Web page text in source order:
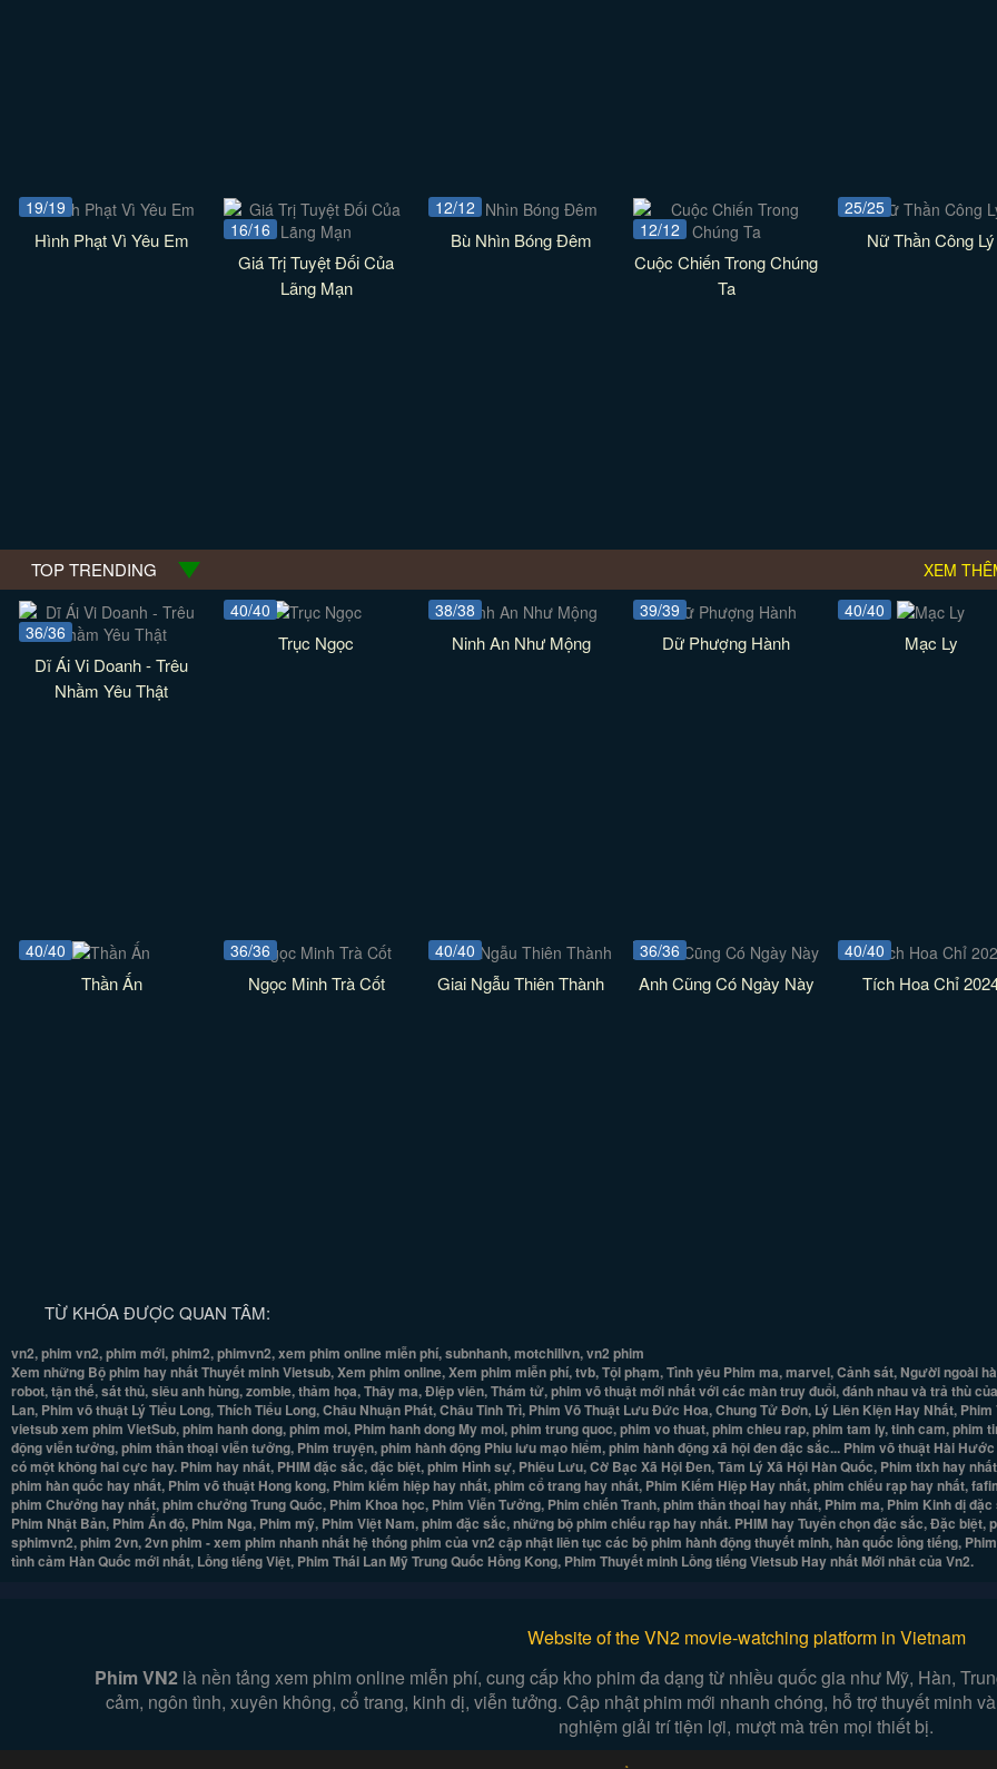
19/19
Hình Phạt Vì Yêu Em 16/16
Giá Trị Tuyệt Đối Của
Lãng Mạn
12/12
Bù Nhìn Bóng Đêm 12/12
Cuộc Chiến Trong Chúng
Ta
25/25
Nữ Thần Công Lý
TOP TRENDING XEM
36/36
Dĩ Ái Vi Doanh - Trêu
Nhầm Yêu Thật
40/40
Trục Ngọc
38/38
Ninh An Như Mộng
39/39
Dữ Phượng Hành
40/40
Mạc Ly
40/40
Thần Ấn
36/36
Ngọc Minh Trà Cốt
40/40
Giai Ngẫu Thiên Thành
36/36
Anh Cũng Có Ngày Này
40/40
Tích Hoa Chỉ
TỪ KHÓA ĐƯỢC QUAN TÂM:
vn2, phim vn2, phim mới, phim2, phimvn2, xem phim online miễn phí, subnhanh, motchillvn, vn2 phim
Xem những Bộ phim hay nhất Thuyết minh Vietsub, Xem phim online, Xem phim miễn phí, tvb, Tội phạm, Tình yêu Phim ma, marvel, Cảnh sát, Người ngoài
robot, tận thế, sát thủ, siêu anh hùng, zombie, thảm họa, Thây ma, Điệp viên, Thám tử, phim võ thuật mới nhất với các màn truy đuổi, đánh nhau và trả thù
Lan, Phim võ thuật Lý Tiểu Long, Thích Tiểu Long, Châu Nhuận Phát, Châu Tinh Trì, Phim Võ Thuật Lưu Đức Hoa, Chung Tử Đơn, Lý Liên Kiện Hay Nhất,
vietsub xem phim VietSub, phim hanh dong, phim moi, Phim hanh dong My moi, phim trung quoc, phim vo thuat, phim chieu rap, phim tam ly, tinh cam,
động viễn tưởng, phim thần thoại viễn tưởng, Phim truyện, phim hành động Phiu lưu mạo hiểm, phim hành động xã hội đen đặc sắc... Phim võ thuật Hài
có một không hai cực hay. Phim hay nhất, PHIM đặc sắc, đặc biệt, phim Hình sự, Phiêu Lưu, Cờ Bạc Xã Hội Đen, Tâm Lý Xã Hội Hàn Quốc, Phim tlxh hay
phim hàn quốc hay nhất, Phim võ thuật Hong kong, Phim kiếm hiệp hay nhất, phim cổ trang hay nhất, Phim Kiếm Hiệp Hay nhất, phim chiếu rạp hay nhất,
phim Chưởng hay nhất, phim chưởng Trung Quốc, Phim Khoa học, Phim Viễn Tưởng, Phim chiến Tranh, phim thần thoại hay nhất, Phim ma, Phim Kinh dị
Phim Nhật Bản, Phim Ấn độ, Phim Nga, Phim mỹ, Phim Việt Nam, phim đặc sắc, những bộ phim chiếu rạp hay nhất. PHIM hay Tuyển chọn đặc sắc, Đặc
sphimvn2, phim 2vn, 2vn phim - xem phim nhanh nhất hệ thống phim của vn2 cập nhật liên tục các bộ phim hành động thuyết minh, hàn quốc lồng tiếng,
tình cảm Hàn Quốc mới nhất, Lồng tiếng Việt, Phim Thái Lan Mỹ Trung Quốc Hồng Kong, Phim Thuyết minh Lồng tiếng Vietsub Hay nhất Mới nhât của Vn2.
Website of the VN2 movie-watching platform in Vietnam
Phim VN2 là nền tảng xem phim online miễn phí, cung cấp kho phim đa dạng từ nhiều quốc gia như Mỹ, Hàn,
cảm, ngôn tình, xuyên không, cổ trang, kinh dị, viễn tưởng. Cập nhật phim mới nhanh chóng, hỗ trợ thuyết minh
nghiệm giải trí tiện lợi, mượt mà trên mọi thiết bị.